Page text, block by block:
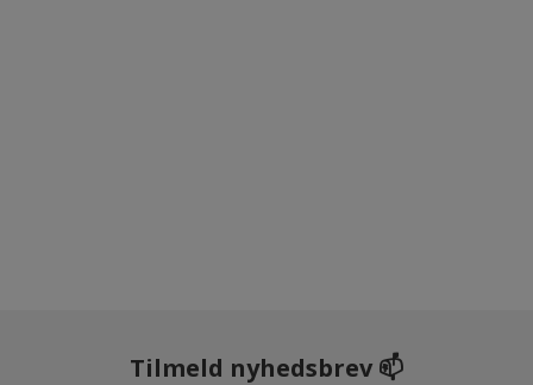
Tilmeld nyhedsbrev 📫